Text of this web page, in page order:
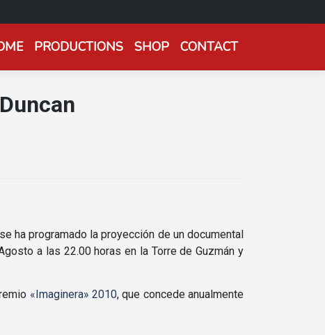
PRODUCTIONS SHOP CONTACT
ha programado la proyección de un documental
a las 22.00 horas en la Torre de Guzmán y
«Imaginera» 2010, que concede anualmente